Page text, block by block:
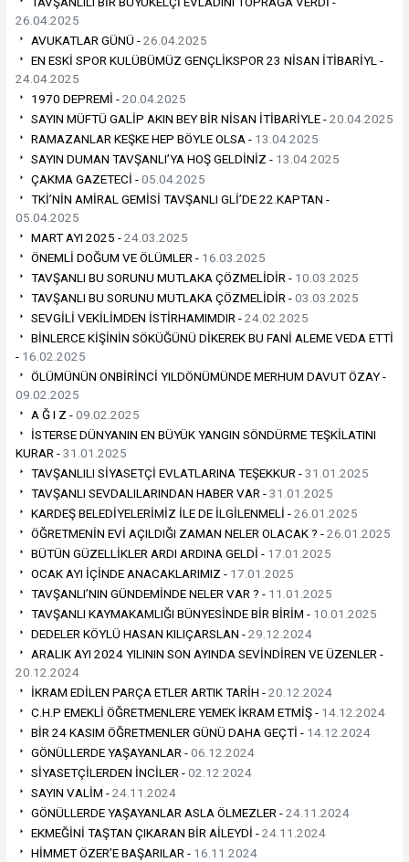
26.04.2025
AVUKATLAR GÜNÜ -26.04.2025
EN ESKİ SPOR KULÜBÜMÜZ GENÇLİKSPOR 23 NİSAN İTİBARİYL -
24.04.2025
1970 DEPREMİ -20.04.2025
SAYIN MÜFTÜ GALİP AKIN BEY BİR NİSAN İTİBARİYLE -20.04.2025
RAMAZANLAR KEŞKE HEP BÖYLE OLSA - 13.04.2025
SAYIN DUMAN TAVŞANLI’YA HOŞ GELDİNİZ - 13.04.2025
ÇAKMA GAZETECİ -05.04.2025
TKİ’NİN AMİRAL GEMİSİ TAVŞANLI GLİ’DE 22.KAPTAN -
05.04.2025
MART AYI 2025 -24.03.2025
ÖNEMLİ DOĞUM VE ÖLÜMLER - 16.03.2025
TAVŞANLI BU SORUNU MUTLAKA ÇÖZMELİDİR - 10.03.2025
TAVŞANLI BU SORUNU MUTLAKA ÇÖZMELİDİR -03.03.2025
SEVGİLİ VEKİLİMDEN İSTİRHAMIMDIR -24.02.2025
BİNLERCE KİŞİNİN SÖKÜĞÜNÜ DİKEREK BU FANİ ALEME VEDA ETTİ
- 16.02.2025
ÖLÜMÜNÜN ONBİRİNCİ YILDÖNÜMÜNDE MERHUM DAVUT ÖZAY -
09.02.2025
A Ğ I Z -09.02.2025
İSTERSE DÜNYANIN EN BÜYÜK YANGIN SÖNDÜRME TEŞKİLATINI
KURAR -31.01.2025
TAVŞANLILI SİYASETÇİ EVLATLARINA TEŞEKKUR -31.01.2025
TAVŞANLI SEVDALILARINDAN HABER VAR -31.01.2025
KARDEŞ BELEDİYELERİMİZ İLE DE İLGİLENMELİ -26.01.2025
ÖĞRETMENİN EVİ AÇILDIĞI ZAMAN NELER OLACAK ? -26.01.2025
BÜTÜN GÜZELLİKLER ARDI ARDINA GELDİ - 17.01.2025
OCAK AYI İÇİNDE ANACAKLARIMIZ - 17.01.2025
TAVŞANLI’NIN GÜNDEMİNDE NELER VAR ? - 11.01.2025
TAVŞANLI KAYMAKAMLIĞI BÜNYESİNDE BİR BİRİM - 10.01.2025
DEDELER KÖYLÜ HASAN KILIÇARSLAN -29.12.2024
ARALIK AYI 2024 YILININ SON AYINDA SEVİNDİREN VE ÜZENLER -
20.12.2024
İKRAM EDİLEN PARÇA ETLER ARTIK TARİH -20.12.2024
C.H.P EMEKLİ ÖĞRETMENLERE YEMEK İKRAM ETMİŞ - 14.12.2024
BİR 24 KASIM ÖĞRETMENLER GÜNÜ DAHA GEÇTİ - 14.12.2024
GÖNÜLLERDE YAŞAYANLAR -06.12.2024
SİYASETÇİLERDEN İNCİLER -02.12.2024
SAYIN VALİM -24.11.2024
GÖNÜLLERDE YAŞAYANLAR ASLA ÖLMEZLER -24.11.2024
EKMEĞİNİ TAŞTAN ÇIKARAN BİR AİLEYDİ -24.11.2024
HİMMET ÖZER’E BAŞARILAR - 16.11.2024